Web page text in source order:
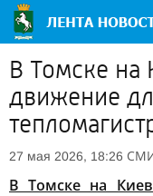
В Томске на
движение
27 мая 2026, 18:26
В Томске на